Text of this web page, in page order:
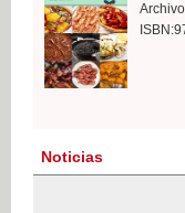
Noticias